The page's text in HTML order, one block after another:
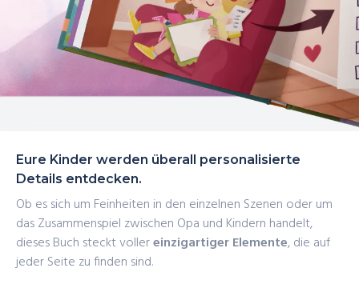
Eure Kinder werden überall personalisierte
Details entdecken.
Ob es sich um Feinheiten in den einzelnen Szenen oder um
das Zusammenspiel zwischen Opa und Kindern handelt,
dieses Buch steckt vollereinzigartiger Elemente, die auf
jeder Seite zu finden sind.